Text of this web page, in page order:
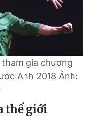
gia chương
Anh 2018 Ảnh:
thế giới